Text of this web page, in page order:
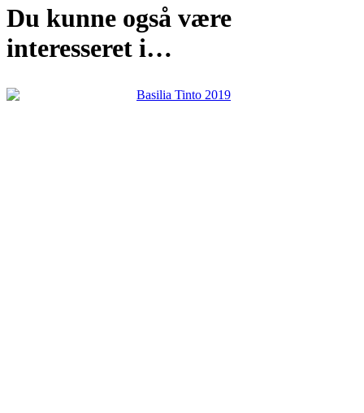
Du kunne også være
interesseret i…